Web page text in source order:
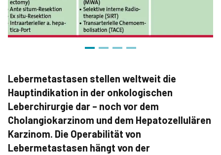
Lebermetastasen stellen weltweit die
Hauptindikation in der onkologischen
Leberchirurgie dar – noch vor dem
Cholangiokarzinom und dem Hepatozellulären
Karzinom. Die Operabilität von
Lebermetastasen hängt von der